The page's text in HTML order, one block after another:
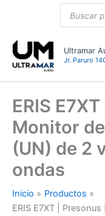
Ultramar
Jr. Paruro
ERIS
Monitor
(UN) de 2
ondas
Inicio
Productos
ERIS E7XT |